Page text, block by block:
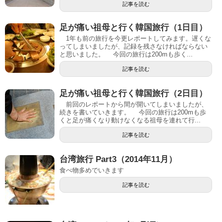
記事を読む
足が痛い祖母と行く韓国旅行（1日目）
1年も前の旅行を今更レポートしてみます。遅くな
ってしまいましたが、記録を残さなければならない
と思いました。 今回の旅行は200mも歩く...
記事を読む
足が痛い祖母と行く韓国旅行（2日目）
前回のレポートから間が開いてしまいましたが、
続きを書いていきます。 今回の旅行は200mも歩
くと足が痛くなり動けなくなる祖母を連れて行...
記事を読む
台湾旅行 Part3（2014年11月）
食べ物多めでいきます
記事を読む